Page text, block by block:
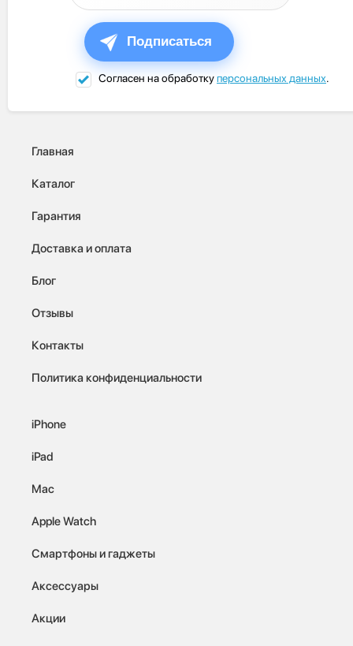
Подписаться
Согласен на обработкуперсональных данных.
Главная
Каталог
Гарантия
Доставка и оплата
Блог
Отзывы
Контакты
Политика конфиденциальности
iPhone
iPad
Mac
Apple Watch
Смартфоны и гаджеты
Аксессуары
Акции